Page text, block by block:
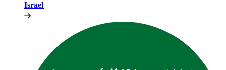
Israel​​